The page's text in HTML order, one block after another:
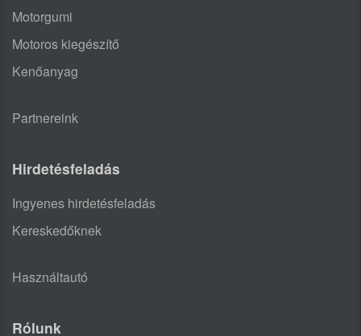
Motorgumi
Motoros kiegészítő
Kenőanyag
Partnereink
Hirdetésfeladás
Ingyenes hirdetésfeladás
Kereskedőknek
Használtautó
Rólunk